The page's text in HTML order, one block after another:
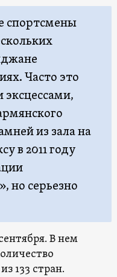
спортсмены
Часто это
из зала на
в 2011 году
но серьезно
В нем
133 стран.